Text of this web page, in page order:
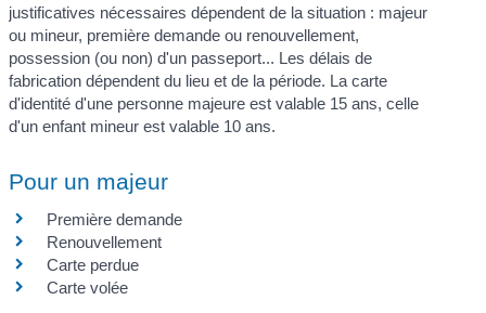
justificatives nécessaires dépendent de la situation : majeur
ou mineur, première demande ou renouvellement,
possession (ou non) d'un passeport... Les délais de
fabrication dépendent du lieu et de la période. La carte
d'identité d'une personne majeure est valable 15 ans, celle
d'un enfant mineur est valable 10 ans.
Pour un majeur
Première demande
Renouvellement
Carte perdue
Carte volée